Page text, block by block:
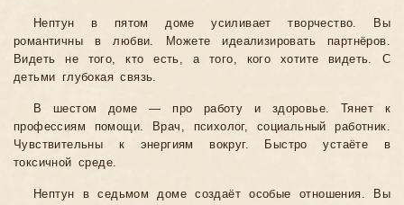
Нептун в пятом доме усиливает творчество. Вы
романтичны в любви. Можете идеализировать партнёров.
Видеть не того, кто есть, а того, кого хотите видеть. С
детьми глубокая связь.
В шестом доме — про работу и здоровье. Тянет к
профессиям помощи. Врач, психолог, социальный работник.
Чувствительны к энергиям вокруг. Быстро устаёте в
токсичной среде.
Нептун в седьмом доме создаёт особые отношения. Вы